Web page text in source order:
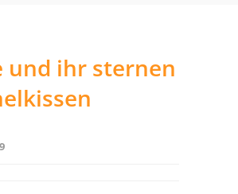
und ihr sternen